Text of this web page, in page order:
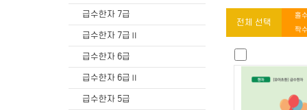
급수한자 7급
급수한자 7급Ⅱ
급수한자 6급
급수한자 6급Ⅱ
급수한자 5급
전체 선택
홀
짝